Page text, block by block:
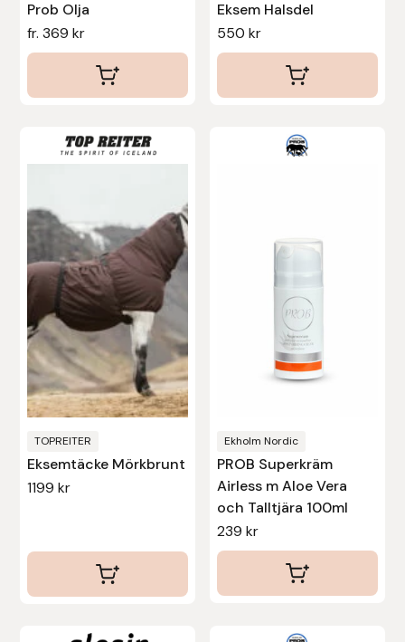
Prob Olja
fr. 369kr
Eksem Halsdel
550 kr
TOPREITER
Eksemtäcke Mörkbrunt
1199kr
här
har
flera
varianter.
De
olika
alternativen
kan
väljas
på
produktsidan
Ekholm Nordic
PROB Superkräm
Airless m Aloe Vera
och Talltjära 100ml
239 kr
Uhip
Walsh
Werkman Hoofcare
Willab
Wintec